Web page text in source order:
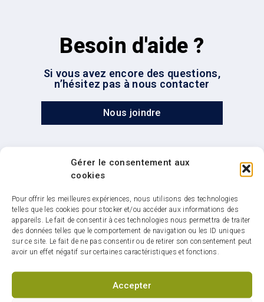
Gérer le consentement aux
cookies
Pour offrir les meilleures expériences, nous utilisons des technologies
telles que les cookies pour stocker et/ou accéder aux informations des
appareils. Le fait de consentir à ces technologies nous permettra de traiter
des données telles que le comportement de navigation ou les ID uniques
sur ce site. Le fait de ne pas consentir ou de retirer son consentement peut
avoir un effet négatif sur certaines caractéristiques et fonctions.
Accepter
Besoin d'aide ?
Si vous avez encore des questions,
n’hésitez pas à nous contacter
Nous joindre
Infolettre : restez
connectés sur votre ville
S'abonner